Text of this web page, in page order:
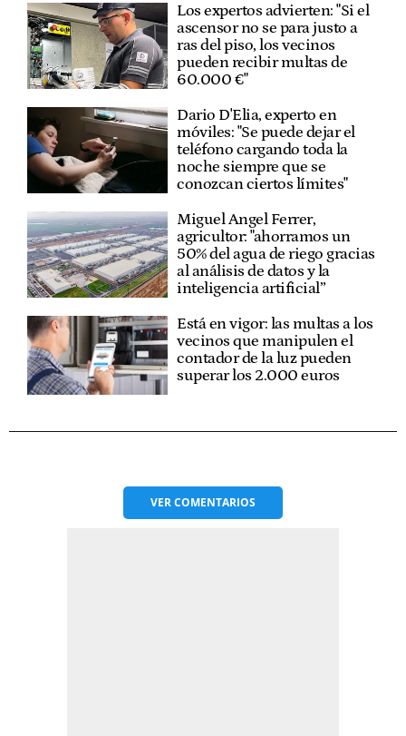
Los expertos advierten: "Si el
ascensor no se para justo a
ras del piso, los vecinos
pueden recibir multas de
60.000 €"
Dario D'Elia, experto en
móviles: "Se puede dejar el
teléfono cargando toda la
noche siempre que se
conozcan ciertos límites"
Miguel Angel Ferrer,
agricultor: "ahorramos un
50% del agua de riego gracias
al análisis de datos y la
inteligencia artificial”
Está en vigor: las multas a los
vecinos que manipulen el
contador de la luz pueden
superar los 2.000 euros
VERCOMENTARIOS